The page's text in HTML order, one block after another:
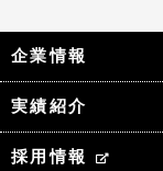
企業情報
実績紹介
採用情報